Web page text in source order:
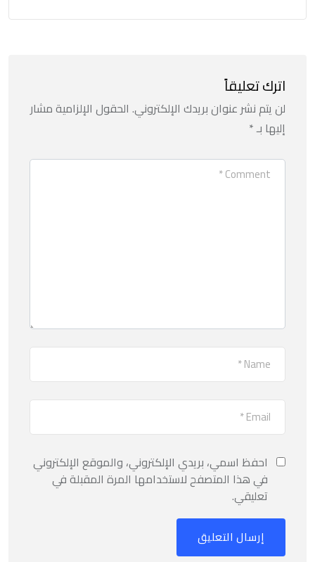
اترك تعليقاً
لن يتم نشر عنوان بريدك الإلكتروني. الحقول الإلزامية مشار
إليها بـ*
احفظ اسمي، بريدي الإلكتروني، والموقع الإلكتروني
في هذا المتصفح لاستخدامها المرة المقبلة في
تعليقي.